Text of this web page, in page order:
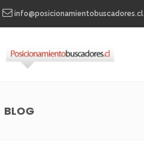
info@posicionamientobuscadores.cl
BLOG